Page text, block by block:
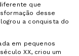
que
desse
a conquista do
em pequenos
XX, criou um